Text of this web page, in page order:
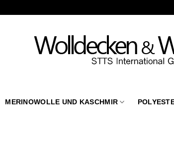
MERINOWOLLE UND KASCHMIR